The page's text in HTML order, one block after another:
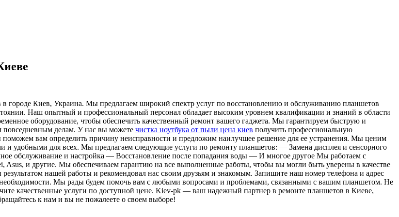
Киев, Украина. Мы предлагаем широкий спектр услуг по восстановлению и обслуживанию планшетов
Наш опытный и профессиональный персонал обладает высоким уровнем квалификации и знаний в области
оборудование, чтобы обеспечить качественный ремонт вашего гаджета. Мы гарантируем быструю и
повседневным делам. У нас вы можете чистка ноутбука от пыли цена киев получить профессиональную
вам определить причину неисправности и предложим наилучшее решение для ее устранения. Мы ценим
и удобными для всех. Мы предлагаем следующие услуги по ремонту планшетов: — Замена дисплея и сенсорного
обслуживание и настройка — Восстановление после попадания воды — И многое другое Мы работаем с
Asus, и другие. Мы обеспечиваем гарантию на все выполненные работы, чтобы вы могли быть уверены в качестве
нашей работы и рекомендовал нас своим друзьям и знакомым. Запишите наш номер телефона и адрес
необходимости. Мы рады будем помочь вам с любыми вопросами и проблемами, связанными с вашим планшетом. Не
качественные услуги по доступной цене. Kiev-pk — ваш надежный партнер в ремонте планшетов в Киеве,
к нам и вы не пожалеете о своем выборе!